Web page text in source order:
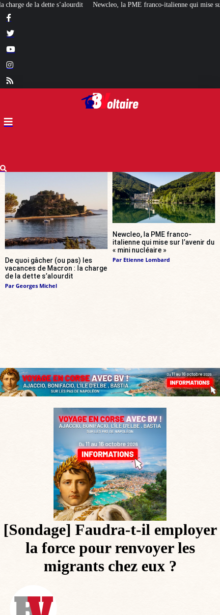
PME franco-italienne qui mise sur l’avenir du « mini nucléaire » Face
De quoi gâcher (ou pas) les
vacances de Macron : la charge
de la dette s’alourdit
Par Georges Michel
Newcleo, la PME franco-
italienne qui mise sur l’avenir du
« mini nucléaire »
Par Etienne Lombard
[Sondage] Faudra-t-il employer
la force pour renvoyer les
migrants chez eux ?